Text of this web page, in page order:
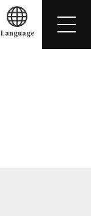
Language